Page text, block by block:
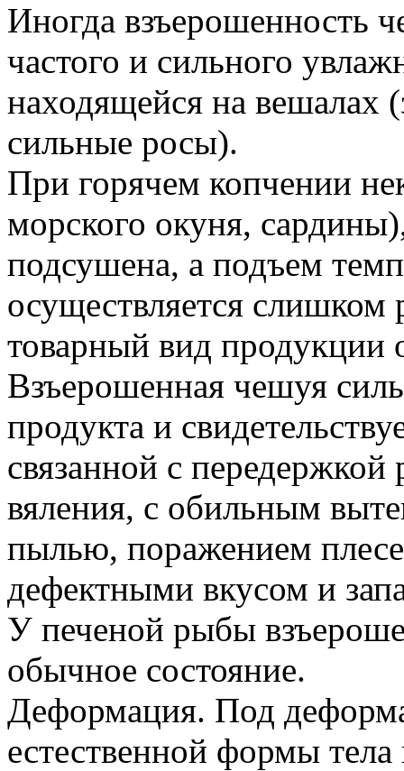
Иногда взъерошенность
частого и сильного
находящейся на вешалах
сильные росы).
При горячем копчении
морского окуня,
подсушена, а подъем
осуществляется слишком
товарный вид продукции
Взъерошенная чешуя
продукта и
связанной с
вяления, с обильным
пылью, поражением
дефектными вкусом и
У печеной рыбы
обычное состояние.
Деформация. Под
естественной формы